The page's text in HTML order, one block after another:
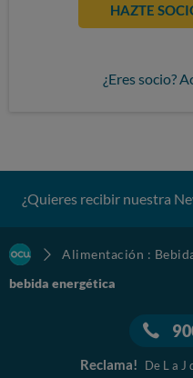
HAZTE
¿Eres socio?
¿Quieres recibir nuestra
Alimentación :
bebida energética
Reclama! De L a J